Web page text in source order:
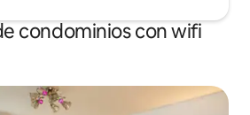
condominios con wifi